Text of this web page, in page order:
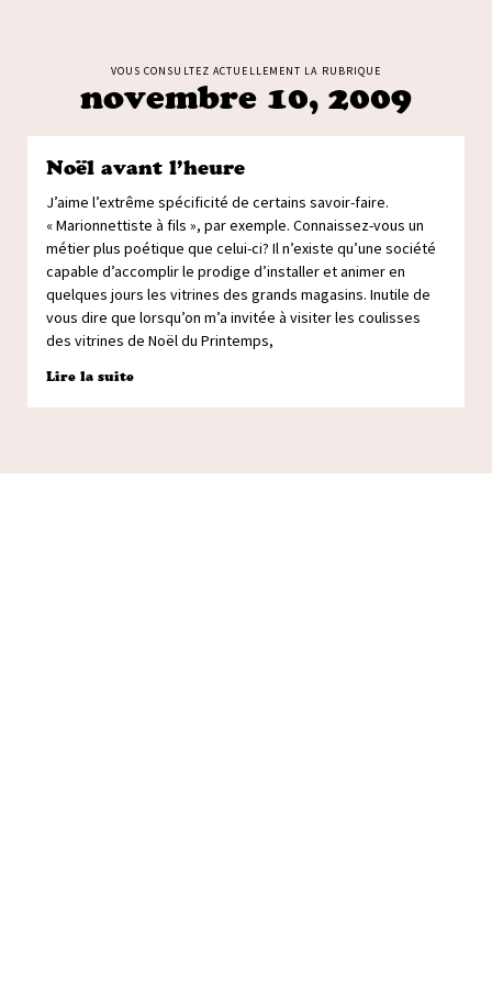
VOUS CONSULTEZ ACTUELLEMENT LA RUBRIQUE
novembre 10, 2009
Noël avant l’heure
J’aime l’extrême spécificité de certains savoir-faire.
« Marionnettiste à fils », par exemple. Connaissez-vous un
métier plus poétique que celui-ci? Il n’existe qu’une société
capable d’accomplir le prodige d’installer et animer en
quelques jours les vitrines des grands magasins. Inutile de
vous dire que lorsqu’on m’a invitée à visiter les coulisses
des vitrines de Noël du Printemps,
Lire la suite